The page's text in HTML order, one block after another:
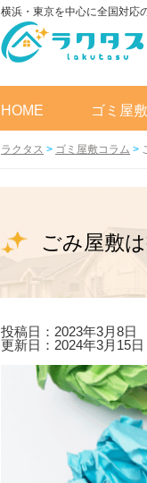
横浜・東京を中心に全国対応
HOME ゴミ屋
ラクタス > ゴミ屋敷コラム >
ごみ屋敷
投稿日：2023年3月8日
更新日：2024年3月15日